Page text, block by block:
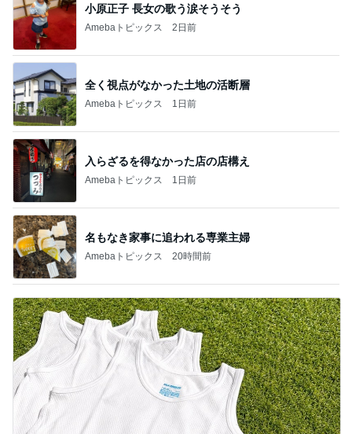
小原正子 長女の歌う涙そうそう
Amebaトピックス 2日前
全く視点がなかった土地の活断層
Amebaトピックス 1日前
入らざるを得なかった店の店構え
Amebaトピックス 1日前
名もなき家事に追われる専業主婦
Amebaトピックス 20時間前